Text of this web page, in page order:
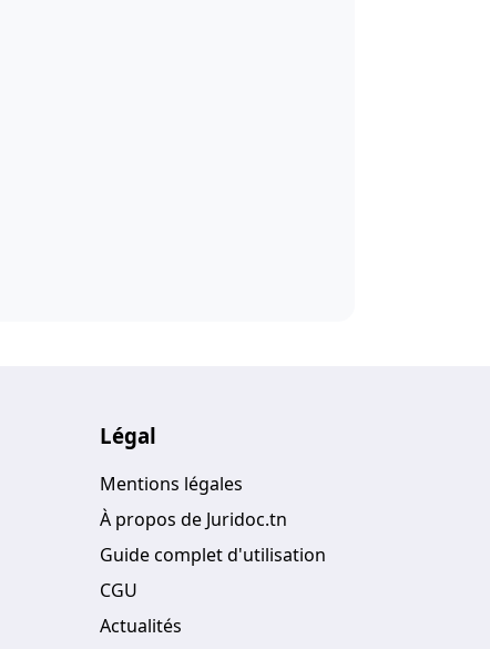
Légal
Mentions légales
À propos de Juridoc.tn
Guide complet d'utilisation
CGU
Actualités